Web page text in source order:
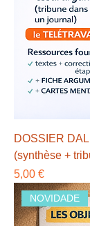
DOSSIER
(synthèse +
Preço
5,00 €
NOVIDADE